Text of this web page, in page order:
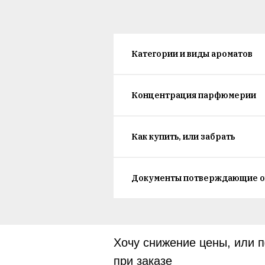
Категории и виды ароматов
Концентрация парфюмерии
Как купить, или забрать
Документы потверждающие
Хочу снижение цены, или
при заказе